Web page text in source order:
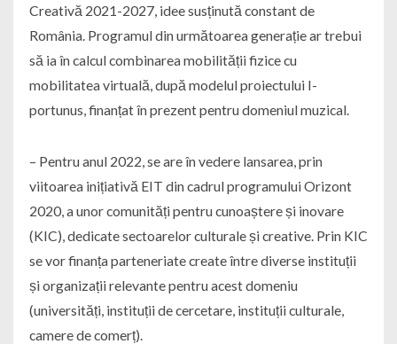
Creativă 2021-2027, idee susținută constant de
România. Programul din următoarea generație ar trebui
să ia în calcul combinarea mobilității fizice cu
mobilitatea virtuală, după modelul proiectului I-
portunus, finanțat în prezent pentru domeniul muzical.
– Pentru anul 2022, se are în vedere lansarea, prin
viitoarea inițiativă EIT din cadrul programului Orizont
2020, a unor comunități pentru cunoaștere și inovare
(KIC), dedicate sectoarelor culturale și creative. Prin KIC
se vor finanța parteneriate create între diverse instituții
și organizații relevante pentru acest domeniu
(universități, instituții de cercetare, instituții culturale,
camere de comerț).